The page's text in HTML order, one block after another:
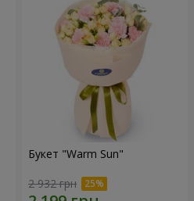
Букет "Warm Sun"
2 932 грн